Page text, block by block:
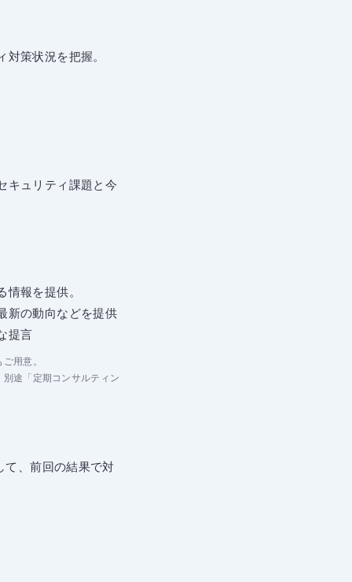
策状況を把握。
キュリティ課題と今
報を提供。
新の動向などを提供
提言
用意。
途「定期コンサルティン
、前回の結果で対